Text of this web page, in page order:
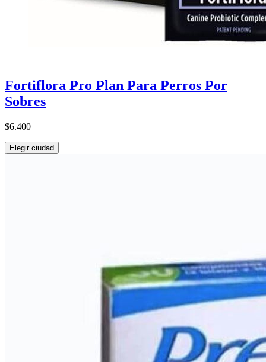
Fortiflora Pro Plan Para Perros Por
Sobres
$6.400
Elegir ciudad